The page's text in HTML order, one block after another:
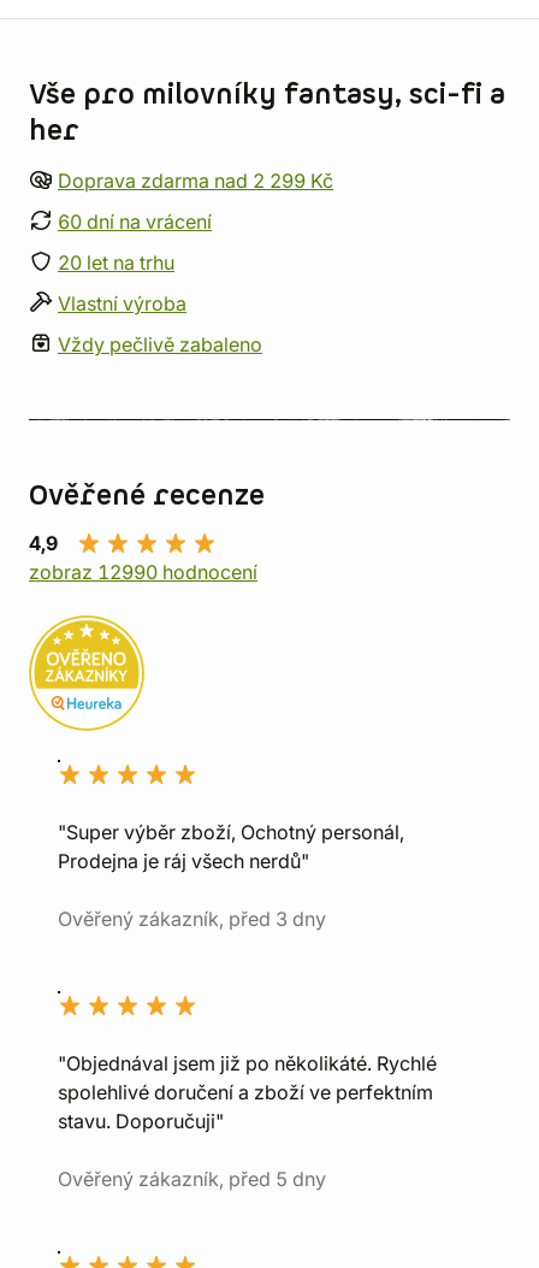
Vše pro milovníky fantasy, sci-fi a
her
Doprava zdarma nad 2 299 Kč
60 dní na vrácení
20 let na trhu
Vlastní výroba
Vždy pečlivě zabaleno
Ověřené recenze
4,9
zobraz 12990 hodnocení
"Super výběr zboží, Ochotný personál,
Prodejna je ráj všech nerdů"
Ověřený zákazník, před 3 dny
"Objednával jsem již po několikáté. Rychlé
spolehlivé doručení a zboží ve perfektním
stavu. Doporučuji"
Ověřený zákazník, před 5 dny